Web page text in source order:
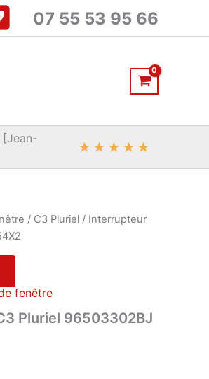
07 55 53 95 66
★ ★ ★ ★ ★
/ C3 Pluriel / Interrupteur
fenêtre
Pluriel 96503302BJ